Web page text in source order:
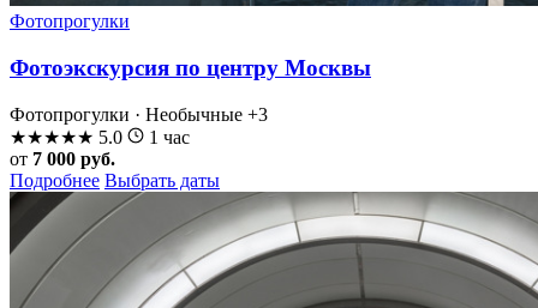
Фотопрогулки
Фотоэкскурсия по центру Москвы
Фотопрогулки · Необычные +3
★★★★★ 5.0
1 час
от 7 000 руб.
Подробнее Выбрать даты